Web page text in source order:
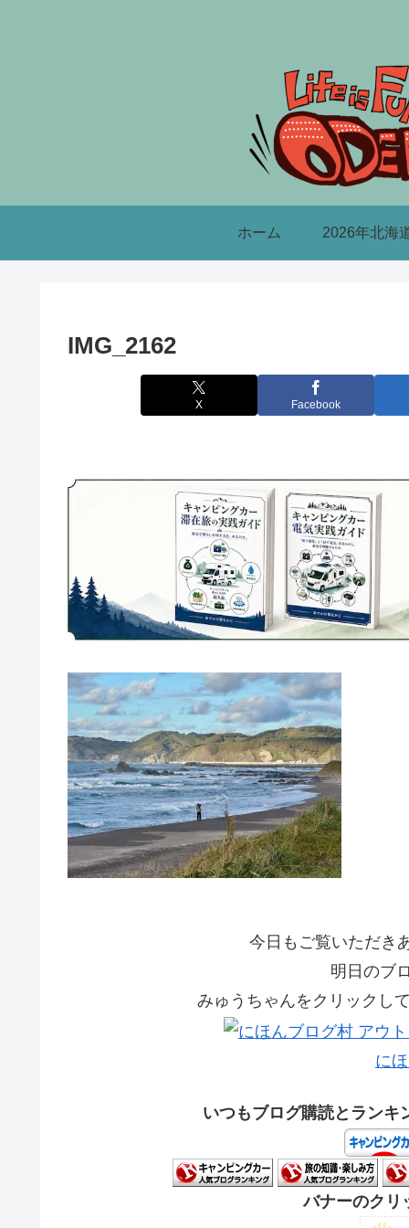
ホーム 2026年北海
IMG_2162
X Facebook
今日もご覧いただき
明日のブ
みゅうちゃんをクリックし
に
いつもブログ購読とランキ
バナーのクリ